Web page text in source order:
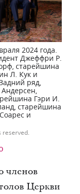
2024 года.
Джеффри Р.
старейшина
Л. Кук и
ряд,
Гэри И.
старейшина
и
reserved.
членов
Церкви